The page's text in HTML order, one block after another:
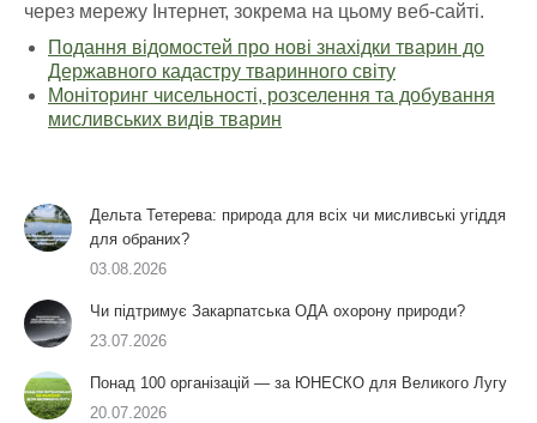
через мережу Інтернет, зокрема на цьому веб-сайті.
Подання відомостей про нові знахідки тварин до
Державного кадастру тваринного світу
Моніторинг чисельності, розселення та добування
мисливських видів тварин
Дельта Тетерева: природа для всіх чи мисливські угіддя
для обраних?
03.08.2026
Чи підтримує Закарпатська ОДА охорону природи?
23.07.2026
Понад 100 організацій — за ЮНЕСКО для Великого Лугу
20.07.2026